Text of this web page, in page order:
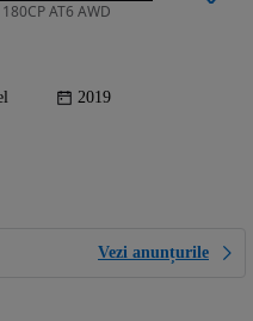
AT6 AWD
2019
Vezi anunțurile